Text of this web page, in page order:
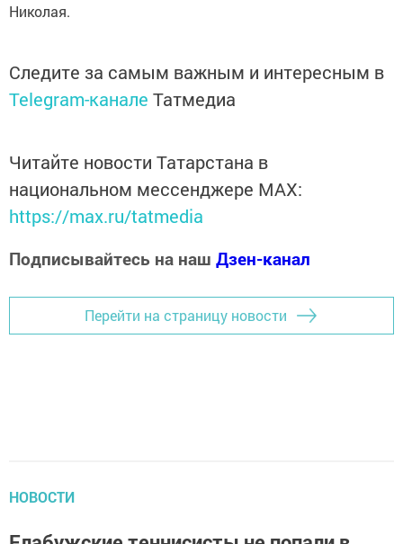
Николая.
Следите за самым важным и интересным в
Telegram-канале Татмедиа
Читайте новости Татарстана в
национальном мессенджере MАХ:
https://max.ru/tatmedia
Подписывайтесь на наш Дзен-канал
Перейти на страницу новости
НОВОСТИ